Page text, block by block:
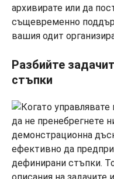
архивирате или да
същевременно
вашия одит
Разбийте
стъпки